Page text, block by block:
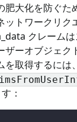
肥大化を防ぐた
ットワークリク
クレーム
ザーオブジェク
取得するには、
：